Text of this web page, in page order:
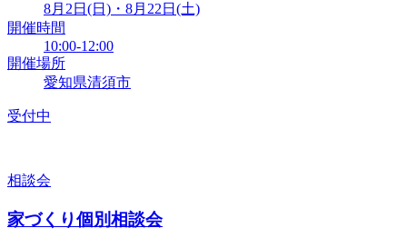
8月2日(日)・8月22日(土)
開催時間
10:00-12:00
開催場所
愛知県清須市
受付中
相談会
家づくり個別相談会